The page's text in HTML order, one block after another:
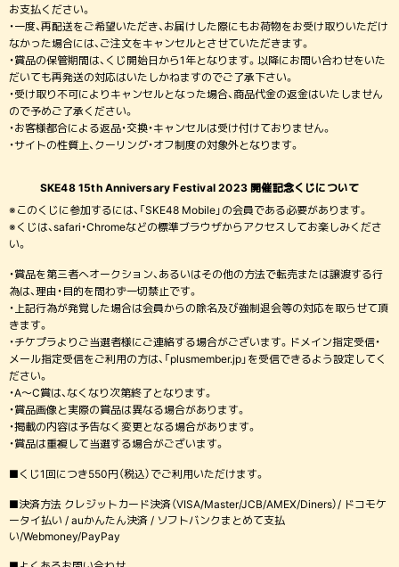
お支払ください。
・一度、再配送をご希望いただき、お届けした際にもお荷物をお受け取りいただけ
なかった場合には、ご注文をキャンセルとさせていただきます。
・賞品の保管期間は、くじ開始日から1年となります。以降にお問い合わせをいた
だいても再発送の対応はいたしかねますのでご了承下さい。
・受け取り不可によりキャンセルとなった場合、商品代金の返金はいたしません
ので予めご了承ください。
・お客様都合による返品・交換・キャンセルは受け付けておりません。
・サイトの性質上、クーリング・オフ制度の対象外となります。
SKE48 15th Anniversary Festival 2023 開催記念くじについて
※このくじに参加するには、「SKE48 Mobile」の会員である必要があります。
※くじは、safari・Chromeなどの標準ブラウザからアクセスしてお楽しみくださ
い。
・賞品を第三者へオークション、あるいはその他の方法で転売または譲渡する行
為は、理由・目的を問わず一切禁止です。
・上記行為が発覚した場合は会員からの除名及び強制退会等の対応を取らせて頂
きます。
・チケプラよりご当選者様にご連絡する場合がございます。ドメイン指定受信・
メール指定受信をご利用の方は、「plusmember.jp」を受信できるよう設定してく
ださい。
・A〜C賞は、なくなり次第終了となります。
・賞品画像と実際の賞品は異なる場合があります。
・掲載の内容は予告なく変更となる場合があります。
・賞品は重複して当選する場合がございます。
■くじ1回につき550円（税込）でご利用いただけます。
■決済方法 クレジットカード決済（VISA/Master/JCB/AMEX/Diners）/ ドコモケ
ータイ払い / auかんたん決済 / ソフトバンクまとめて支払
い/Webmoney/PayPay